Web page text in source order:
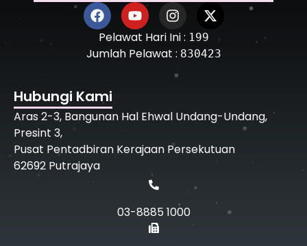
Pelawat Hari Ini : 199
Jumlah Pelawat : 830423
Hubungi Kami
Aras 2-3, Bangunan Hal Ehwal Undang-Undang,
Presint 3,
Pusat Pentadbiran Kerajaan Persekutuan
62692 Putrajaya
03-8885 1000